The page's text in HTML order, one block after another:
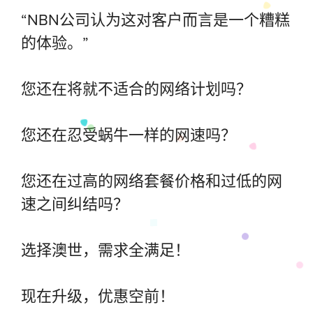
“NBN公司认为这对客户而言是一个糟糕
的体验。”
您还在将就不适合的网络计划吗？
您还在忍受蜗牛一样的网速吗？
您还在过高的网络套餐价格和过低的网
速之间纠结吗？
选择澳世，需求全满足！
现在升级，优惠空前！